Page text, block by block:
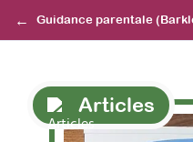
Guidance parentale
Articles